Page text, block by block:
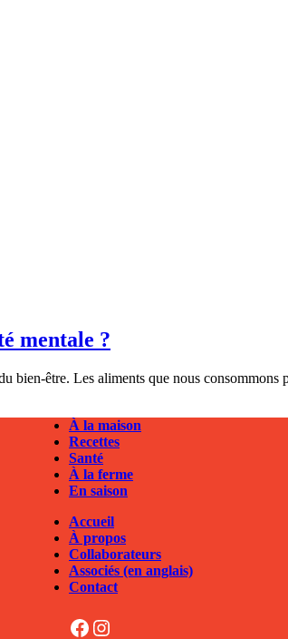
mentale ?
bien-être. Les aliments que nous
À la maison
Recettes
Santé
À la ferme
En saison
Accueil
À propos
Collaborateurs
Associés (en anglais)
Contact
Facebook
Instagram